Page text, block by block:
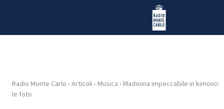
Radio Monte Carlo
HOME
Radio Monte Carlo › Articoli › Musica › Madonna impeccabile in kimono:
le foto